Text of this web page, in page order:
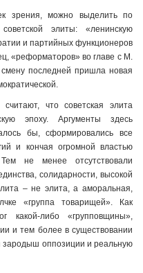
зрения, можно выделить по
элиты: «ленинскую
и партийных функционеров
«реформаторов» во главе с М.
последней пришла новая
что советская элита
эпоху. Аргументы здесь
бы, сформировались все
и кончая огромной властью
Тем не менее отсутствовали
солидарности, высокой
– не элита, а аморальная,
«группа товарищей». Как
какой-либо «групповщины»,
и тем более в существовании
зародыш оппозиции и реальную